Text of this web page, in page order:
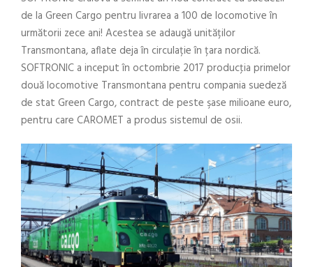
de la Green Cargo pentru livrarea a 100 de locomotive în
următorii zece ani! Acestea se adaugă unităților
Transmontana, aflate deja în circulație în țara nordică.
SOFTRONIC a inceput în octombrie 2017 producţia primelor
două locomotive Transmontana pentru compania suedeză
de stat Green Cargo, contract de peste şase milioane euro,
pentru care CAROMET a produs sistemul de osii.